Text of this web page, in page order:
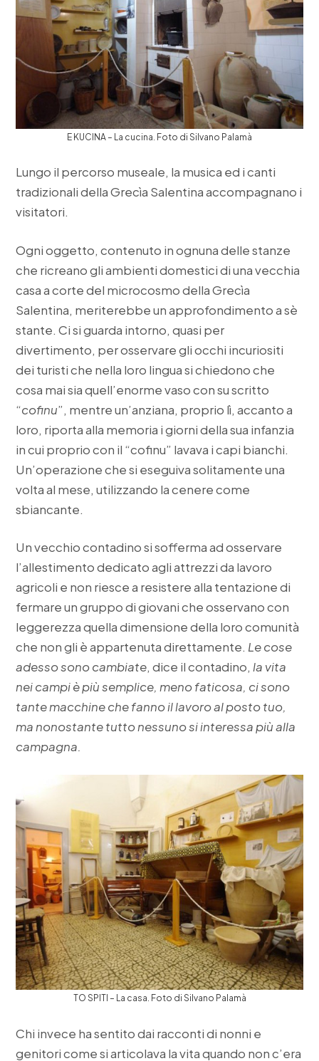
E KUCINA – La cucina. Foto di Silvano Palamà
Lungo il percorso museale, la musica ed i canti
tradizionali della Grecìa Salentina accompagnano i
visitatori.
Ogni oggetto, contenuto in ognuna delle stanze
che ricreano gli ambienti domestici di una vecchia
casa a corte del microcosmo della Grecìa
Salentina, meriterebbe un approfondimento a sè
stante. Ci si guarda intorno, quasi per
divertimento, per osservare gli occhi incuriositi
dei turisti che nella loro lingua si chiedono che
cosa mai sia quell’enorme vaso con su scritto
“cofinu”, mentre un’anziana, proprio lì, accanto a
loro, riporta alla memoria i giorni della sua infanzia
in cui proprio con il “cofinu” lavava i capi bianchi.
Un’operazione che si eseguiva solitamente una
volta al mese, utilizzando la cenere come
sbiancante.
Un vecchio contadino si sofferma ad osservare
l’allestimento dedicato agli attrezzi da lavoro
agricoli e non riesce a resistere alla tentazione di
fermare un gruppo di giovani che osservano con
leggerezza quella dimensione della loro comunità
che non gli è appartenuta direttamente. Le cose
adesso sono cambiate, dice il contadino, la vita
nei campi è più semplice, meno faticosa, ci sono
tante macchine che fanno il lavoro al posto tuo,
ma nonostante tutto nessuno si interessa più alla
campagna.
TO SPITI – La casa. Foto di Silvano Palamà
Chi invece ha sentito dai racconti di nonni e
genitori come si articolava la vita quando non c’era